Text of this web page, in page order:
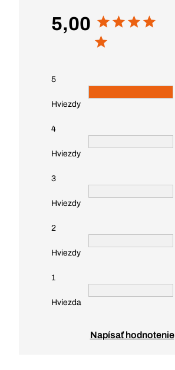
5,00
5
Hviezdy
4
Hviezdy
3
Hviezdy
2
Hviezdy
1
Hviezda
Napísať hodnotenie